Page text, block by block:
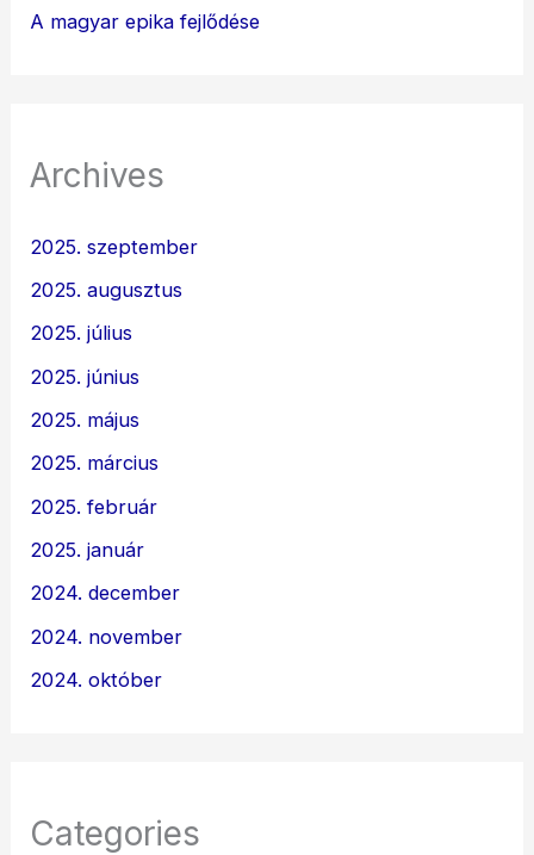
A magyar epika fejlődése
Archives
2025. szeptember
2025. augusztus
2025. július
2025. június
2025. május
2025. március
2025. február
2025. január
2024. december
2024. november
2024. október
Categories